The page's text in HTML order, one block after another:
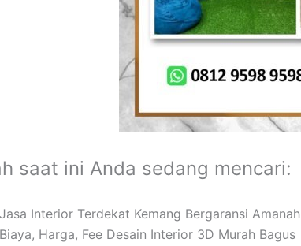
saat ini Anda sedang mencari:
Jasa Interior Terdekat Kemang Bergaransi Amanah
Biaya, Harga, Fee Desain Interior 3D Murah Bagus